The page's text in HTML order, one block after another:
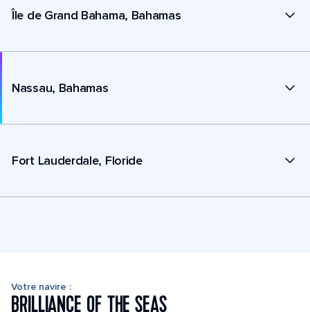
Île de Grand Bahama, Bahamas
Nassau, Bahamas
Fort Lauderdale, Floride
Votre navire :
BRILLIANCE OF THE SEAS